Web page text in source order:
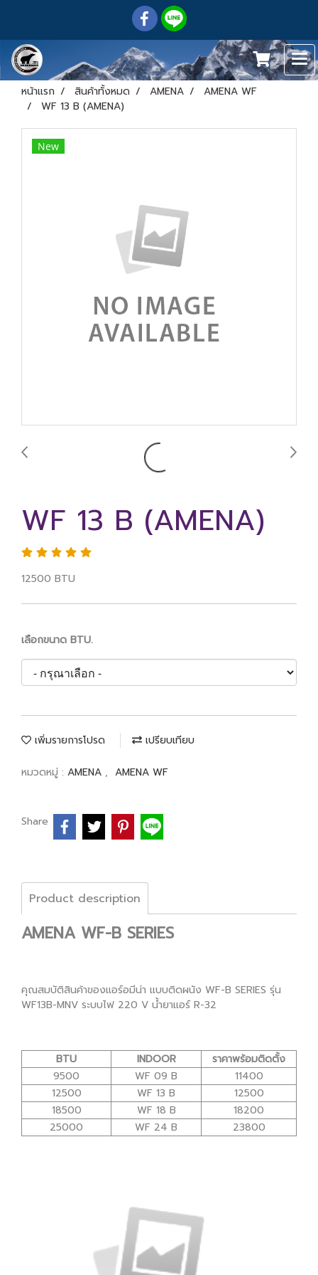
หน้าแรก สินค้าทั้งหมด AMENA
AMENA WF
WF 13 B (AMENA)
New
WF 13 B (AMENA)
12500 BTU
เลือกขนาด BTU.
เพิ่มรายการโปรด เปรียบเทียบ
หมวดหมู่ : AMENA , AMENA WF
Share
Product description
AMENA WF-B SERIES
คุณสมบัติสินค้าของแอร์อมีน่า แบบติดผนัง WF-B SERIES รุ่น
WF13B-MNV ระบบไฟ 220 V น้ำยาแอร์ R-32
BTU INDOOR
ราคาพร้อมติดตั้ง
9500
WF 09 B
11400
12500
WF 13 B
12500
18500
WF 18 B
18200
25000
WF 24 B 23800